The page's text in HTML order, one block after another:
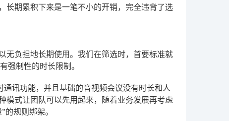
长期累积下来是一笔不小的开销，完全违背了选
无负担地长期使用。我们在筛选时，首要标准就
强制性的时长限制。
讯功能，并且基础的音视频会议没有时长和人
模式让团队可以先用起来，随着业务发展再考虑
规则绑架。